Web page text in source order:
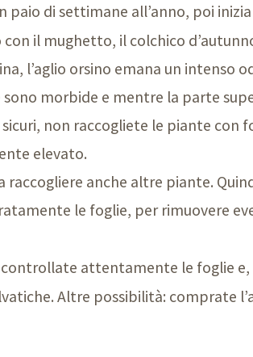
paio di settimane all’anno, poi
con il mughetto, il colchico
l’aglio orsino emana un intenso
sono morbide e mentre la parte
non raccogliete le piante con
elevato.
raccogliere anche altre piante.
le foglie, per rimuovere
controllate attentamente le foglie e,
Altre possibilità: comprate